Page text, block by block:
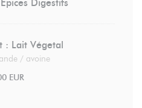
Digestifs
: Lait Végetal
/ avoine
EUR